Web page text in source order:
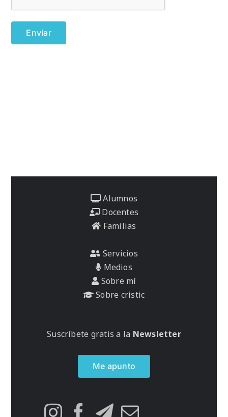
Alumnos
Docentes
Familias
Servicios
Medios
Sobre mí
Sobre cristic
Suscríbete gratis a la Newsletter
Me apunto